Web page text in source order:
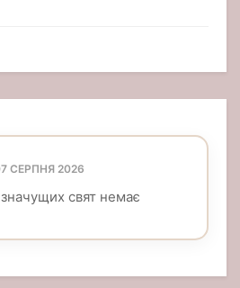
СЕРПНЯ 2026
свят немає